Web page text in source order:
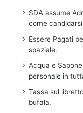
SDA assume
come
Essere Pagati
spaziale.
Acqua e
personale in
Tassa sul
bufala.